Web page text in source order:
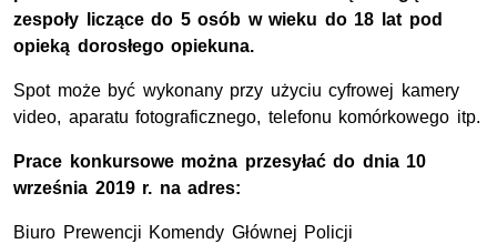
zespoły liczące do 5 osób w wieku do 18 lat pod
opieką dorosłego opiekuna.
Spot może być wykonany przy użyciu cyfrowej kamery
video, aparatu fotograficznego, telefonu komórkowego itp.
Prace konkursowe można przesyłać do dnia 10
września 2019 r. na adres:
Biuro Prewencji Komendy Głównej Policji